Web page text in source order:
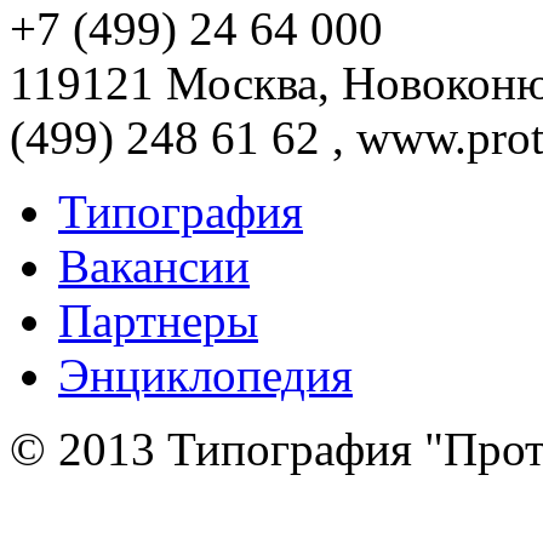
+7 (499) 24 64 000
119121 Москва,
(499) 248 61 62 ,
Типография
Вакансии
Партнеры
Энциклопедия
© 2013 Типография